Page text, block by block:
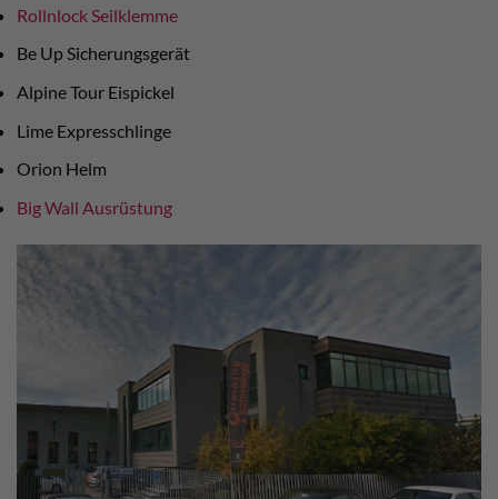
Rollnlock Seilklemme
Be Up Sicherungsgerät
Alpine Tour Eispickel
Lime Expresschlinge
Orion Helm
Big Wall Ausrüstung